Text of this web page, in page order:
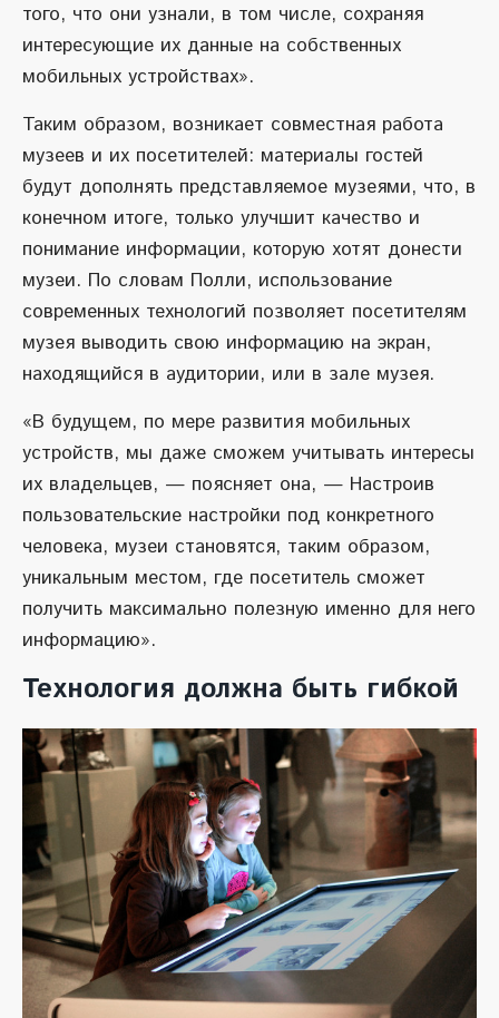
того, что они узнали, в том числе, сохраняя
интересующие их данные на собственных
мобильных устройствах».
Таким образом, возникает совместная работа
музеев и их посетителей: материалы гостей
будут дополнять представляемое музеями, что, в
конечном итоге, только улучшит качество и
понимание информации, которую хотят донести
музеи. По словам Полли, использование
современных технологий позволяет посетителям
музея выводить свою информацию на экран,
находящийся в аудитории, или в зале музея.
«В будущем, по мере развития мобильных
устройств, мы даже сможем учитывать интересы
их владельцев, — поясняет она, — Настроив
пользовательские настройки под конкретного
человека, музеи становятся, таким образом,
уникальным местом, где посетитель сможет
получить максимально полезную именно для него
информацию».
Технология должна быть гибкой